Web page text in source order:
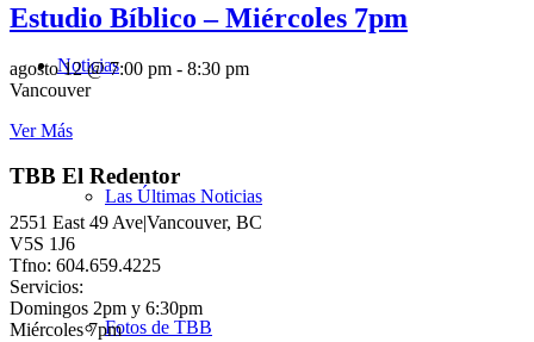
Noticias
Las Últimas Noticias
Fotos de TBB
Estudio Bíblico – Miércoles 7pm
agosto 12 @ 7:00 pm - 8:30 pm
Vancouver
Ver Más
TBB El Redentor
2551 East 49 Ave|Vancouver, BC
V5S 1J6
Tfno: 604.659.4225
Servicios:
Domingos 2pm y 6:30pm
Miércoles 7pm